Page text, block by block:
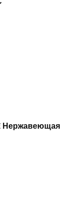
Нержавеющая